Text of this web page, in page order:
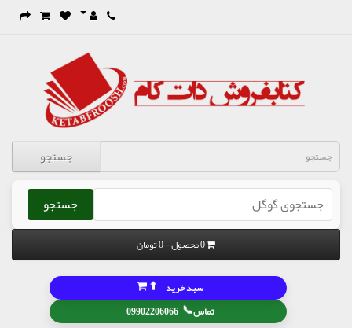
جستجو
جستجو
0 محصول - 0 تومان
تماس📞
09902206066
سبد خرید ⬆